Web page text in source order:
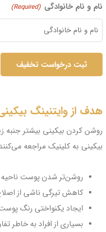
نام و نام خانوادگی (Required)
هدف از وایتنینگ
روشن کردن بیکینی بیشتر جنبه
بیکینی به کلینیک مراجعه
روشن‌تر شدن پوست ناحیه
کاهش تیرگی ناشی از
ایجاد یکنواختی رنگ
بسیاری از افراد به خاطر